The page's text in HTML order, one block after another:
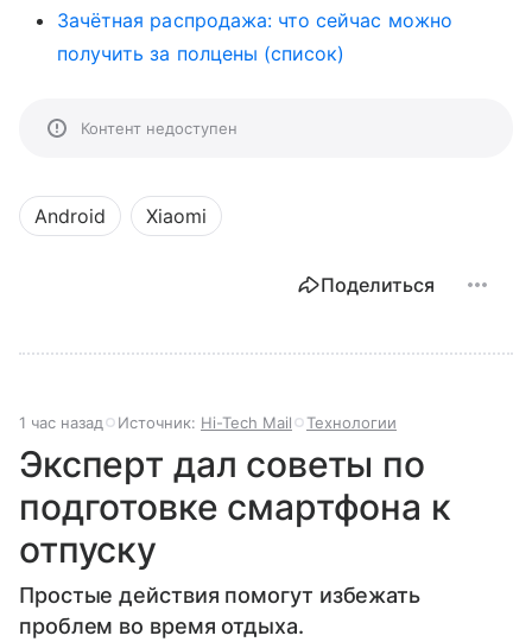
Зачётная распродажа: что сейчас можно
получить за полцены (список)
Контент недоступен
Android Xiaomi
Поделиться
1 час назад Источник: Hi-Tech Mail Технологии
Эксперт дал советы по
подготовке смартфона к
отпуску
Простые действия помогут избежать
проблем во время отдыха.